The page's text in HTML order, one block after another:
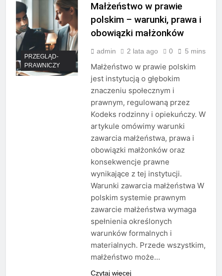
PRZEGLĄD-
PRAWNICZY
Małżeństwo w prawie
polskim – warunki, prawa i
obowiązki małżonków
admin 2 lata ago 0 5 mins
Małżeństwo w prawie polskim
jest instytucją o głębokim
znaczeniu społecznym i
prawnym, regulowaną przez
Kodeks rodzinny i opiekuńczy. W
artykule omówimy warunki
zawarcia małżeństwa, prawa i
obowiązki małżonków oraz
konsekwencje prawne
wynikające z tej instytucji.
Warunki zawarcia małżeństwa W
polskim systemie prawnym
zawarcie małżeństwa wymaga
spełnienia określonych
warunków formalnych i
materialnych. Przede wszystkim,
małżeństwo może…
Czytaj więcej